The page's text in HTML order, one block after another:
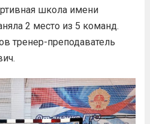
школа имени
2 место из 5 команд.
тренер-преподаватель